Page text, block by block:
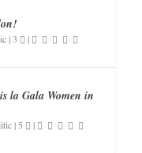
|3 |
la Gala Women in
| 5 |